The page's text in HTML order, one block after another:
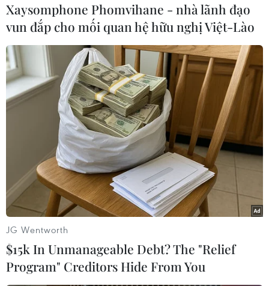
#đợt hai thi Đại học.
Áo
Theo dõi VietnamPlus
TIN CÙNG CHUYÊN MỤC
Olympic Trí tuệ nhân
tạo quốc tế 2026: 7/8 học sinh Việt
08/08/2026 14:24
Xaysomphone Phomvihane - nhà lãnh đạo
vun đắp cho mối quan hệ hữu nghị Việt-Lào
JG Wentworth
$15k In Unmanageable Debt? The "Relief
Program" Creditors Hide From You